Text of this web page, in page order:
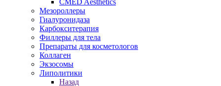
CMED Aesthetics
Мезороллеры
Гиалуронидаза
Карбокситерапия
Филлеры для тела
Препараты для косметологов
Коллаген
Экзосомы
Липолитики
Назад